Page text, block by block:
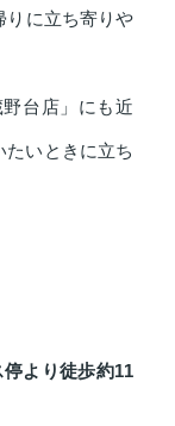
りに立ち寄りや
台店」にも近
いときに立ち
より徒歩約11